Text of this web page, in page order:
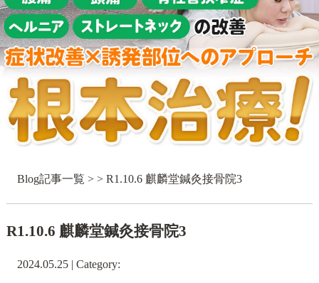
Blog記事一覧 > > R1.10.6 麒麟堂鍼灸接骨院3
R1.10.6 麒麟堂鍼灸接骨院3
2024.05.25 | Category: